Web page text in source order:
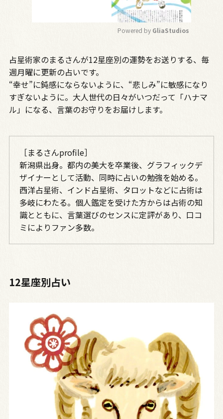
u
e
Powered by GliaStudios
占星術家のまるさんが12星座別の運勢をお送りする、毎
週月曜に更新の占いです。
“幸せ”に鈍感にならないように、“悲しみ”に敏感になり
すぎないように。大人世代の日々がいつだって「ハナマ
ル」になる、言葉のお守りをお届けします。
［まるさんprofile］
新潟県出身。都内の美大を卒業後、グラフィックデ
ザイナーとして活動、同時に占いの勉強を始める。
西洋占星術、インド占星術、タロットなどに占術は
多岐にわたる。個人鑑定を受けた方からは占術の知
識とともに、言葉選びのセンスに定評があり、口コ
ミによりファン多数。
12星座別占い